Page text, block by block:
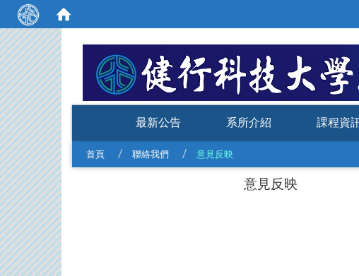
最新公告 系所介紹 課程資
首頁 聯絡我們 意見反映
意見反映